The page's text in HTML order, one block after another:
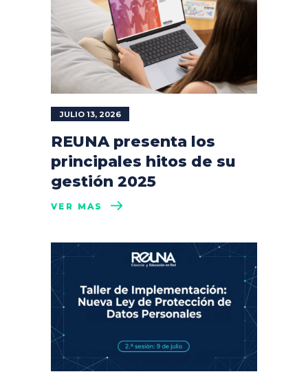
JULIO 13, 2026
REUNA presenta los
principales hitos de su
gestión 2025
VER MÁS